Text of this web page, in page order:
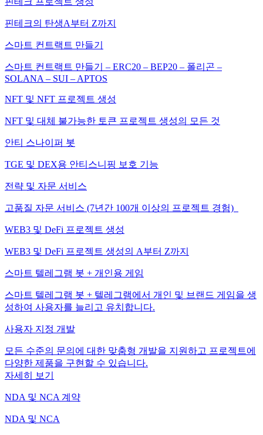
핀테크의 탄생A부터 Z까지
스마트 컨트랙트 만들기
스마트 컨트랙트 만들기 – ERC20 – BEP20 – 폴리곤 –
SOLANA – SUI – APTOS
NFT 및 NFT 프로젝트 생성
NFT 및 대체 불가능한 토큰 프로젝트 생성의 모든 것
안티 스나이퍼 봇
TGE 및 DEX용 안티스니핑 보호 기능
전략 및 자문 서비스
고품질 자문 서비스 (7년간 100개 이상의 프로젝트 경험)
WEB3 및 DeFi 프로젝트 생성
WEB3 및 DeFi 프로젝트 생성의 A부터 Z까지
스마트 텔레그램 봇 + 개인용 게임
스마트 텔레그램 봇 + 텔레그램에서 개인 및 브랜드 게임을 생
성하여 사용자를 늘리고 유치합니다.
사용자 지정 개발
모든 수준의 문의에 대한 맞춤형 개발을 지원하고 프로젝트에
다양한 제품을 구현할 수 있습니다.
자세히 보기
NDA 및 NCA 계약
NDA 및 NCA